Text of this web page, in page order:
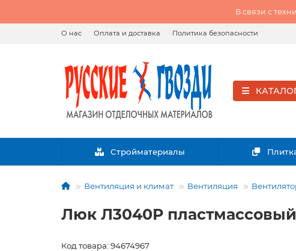
В связи с
О нас Оплата и доставка Политика безопасности
Стройматериалы
Вентиляция и климат Вентиляция
Люк Л3040Р пластмассовый
Код товара: 94674967